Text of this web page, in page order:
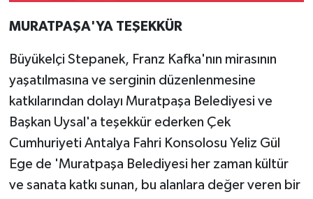
MURATPAŞA'YA TEŞEKKÜR
Büyükelçi Stepanek, Franz Kafka'nın mirasının
yaşatılmasına ve serginin düzenlenmesine
katkılarından dolayı Muratpaşa Belediyesi ve
Başkan Uysal'a teşekkür ederken Çek
Cumhuriyeti Antalya Fahri Konsolosu Yeliz Gül
Ege de 'Muratpaşa Belediyesi her zaman kültür
ve sanata katkı sunan, bu alanlara değer veren bir